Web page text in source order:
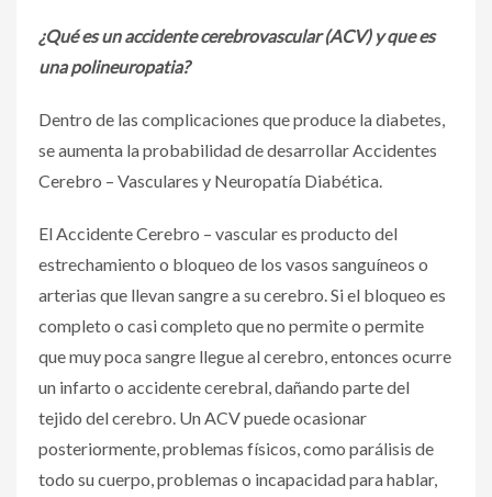
¿Qué es un accidente cerebrovascular (ACV) y que es
una polineuropatia?
Dentro de las complicaciones que produce la diabetes,
se aumenta la probabilidad de desarrollar Accidentes
Cerebro – Vasculares y Neuropatía Diabética.
El Accidente Cerebro – vascular es producto del
estrechamiento o bloqueo de los vasos sanguíneos o
arterias que llevan sangre a su cerebro. Si el bloqueo es
completo o casi completo que no permite o permite
que muy poca sangre llegue al cerebro, entonces ocurre
un infarto o accidente cerebral, dañando parte del
tejido del cerebro. Un ACV puede ocasionar
posteriormente, problemas físicos, como parálisis de
todo su cuerpo, problemas o incapacidad para hablar,